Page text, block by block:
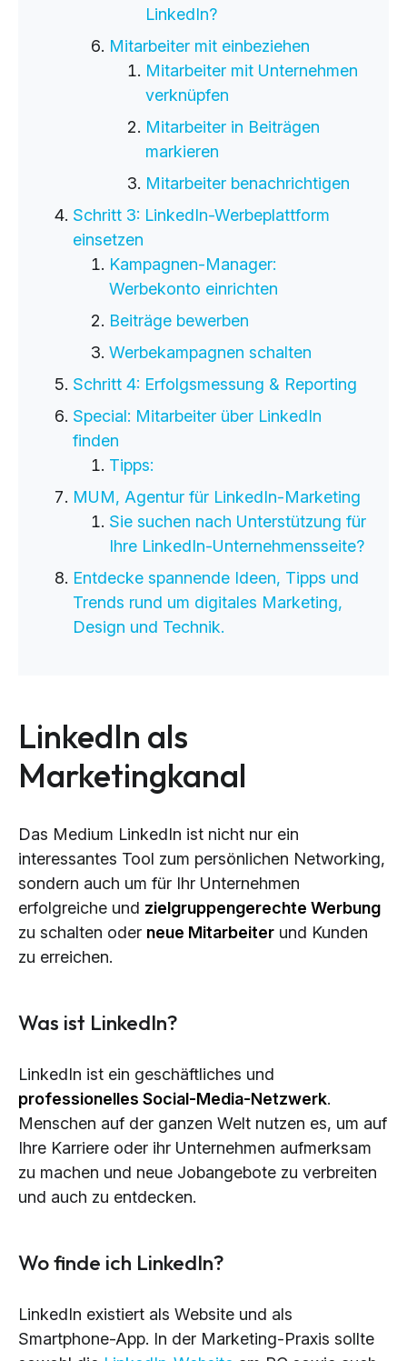
LinkedIn?
Mitarbeiter mit einbeziehen
Mitarbeiter mit Unternehmen
verknüpfen
Mitarbeiter in Beiträgen
markieren
Mitarbeiter benachrichtigen
Schritt 3: LinkedIn-Werbeplattform
einsetzen
Kampagnen-Manager:
Werbekonto einrichten
Beiträge bewerben
Werbekampagnen schalten
Schritt 4: Erfolgsmessung & Reporting
Special: Mitarbeiter über LinkedIn
finden
Tipps:
MUM, Agentur für LinkedIn-Marketing
Sie suchen nach Unterstützung für
Ihre LinkedIn-Unternehmensseite?
Entdecke spannende Ideen, Tipps und
Trends rund um digitales Marketing,
Design und Technik.
LinkedIn als
Marketingkanal
Das Medium LinkedIn ist nicht nur ein
interessantes Tool zum persönlichen Networking,
sondern auch um für Ihr Unternehmen
erfolgreiche und zielgruppengerechte Werbung
zu schalten oder neue Mitarbeiter und Kunden
zu erreichen.
Was ist LinkedIn?
LinkedIn ist ein geschäftliches und
professionelles Social-Media-Netzwerk.
Menschen auf der ganzen Welt nutzen es, um auf
Ihre Karriere oder ihr Unternehmen aufmerksam
zu machen und neue Jobangebote zu verbreiten
und auch zu entdecken.
Wo finde ich LinkedIn?
LinkedIn existiert als Website und als
Smartphone-App. In der Marketing-Praxis sollte